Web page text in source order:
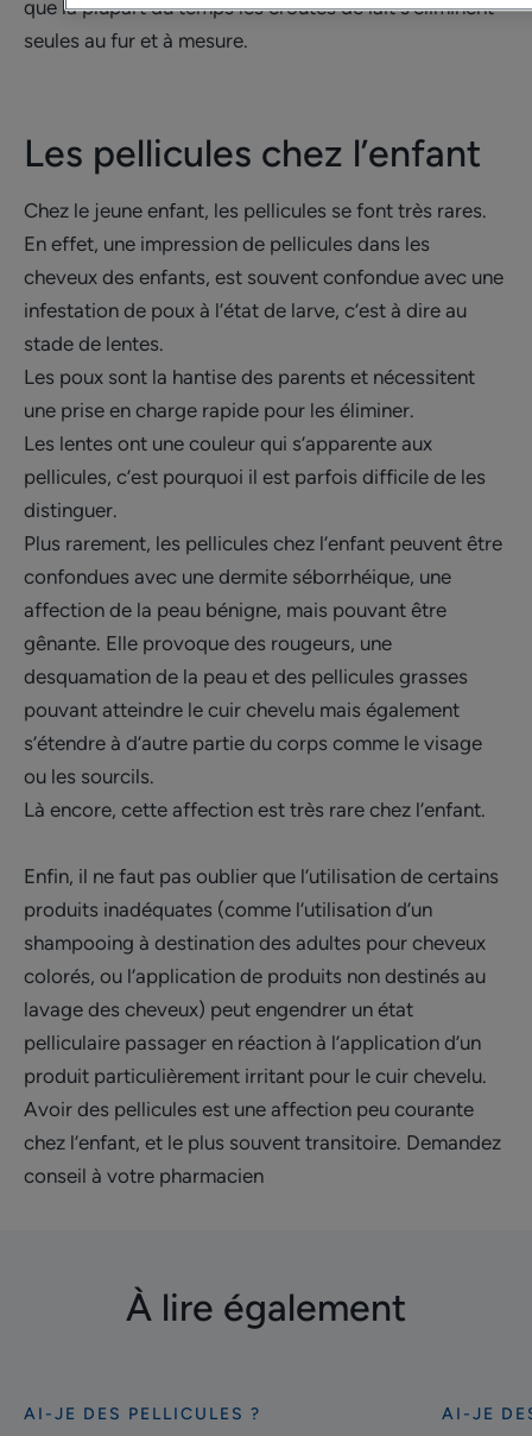
que la plupart du temps les croûtes de lait s’éliminent
seules au fur et à mesure.
Les pellicules chez l’enfant
Chez le jeune enfant, les pellicules se font très rares.
En effet, une impression de pellicules dans les
cheveux des enfants, est souvent confondue avec une
infestation de poux à l’état de larve, c’est à dire au
stade de lentes.
Les poux sont la hantise des parents et nécessitent
une prise en charge rapide pour les éliminer.
Les lentes ont une couleur qui s’apparente aux
pellicules, c’est pourquoi il est parfois difficile de les
distinguer.
Plus rarement, les pellicules chez l’enfant peuvent être
confondues avec une dermite séborrhéique, une
affection de la peau bénigne, mais pouvant être
gênante. Elle provoque des rougeurs, une
desquamation de la peau et des pellicules grasses
pouvant atteindre le cuir chevelu mais également
s’étendre à d’autre partie du corps comme le visage
ou les sourcils.
Là encore, cette affection est très rare chez l’enfant.
Enfin, il ne faut pas oublier que l’utilisation de certains
produits inadéquates (comme l’utilisation d’un
shampooing à destination des adultes pour cheveux
colorés, ou l’application de produits non destinés au
lavage des cheveux) peut engendrer un état
pelliculaire passager en réaction à l’application d’un
produit particulièrement irritant pour le cuir chevelu.
Avoir des pellicules est une affection peu courante
chez l’enfant, et le plus souvent transitoire. Demandez
conseil à votre pharmacien
À lire également
Découvrir
AI-JE DES PELLICULES ?
Découvrir
AI-JE